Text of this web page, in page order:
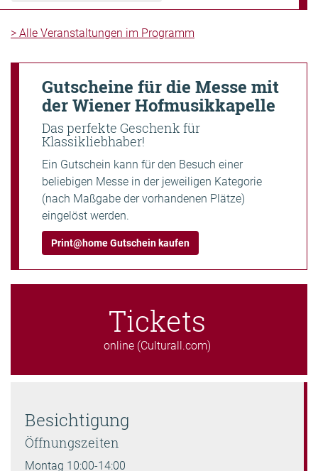
> Alle Veranstaltungen im Programm
Gutscheine für die Messe mit
der Wiener Hofmusikkapelle
Das perfekte Geschenk für
Klassikliebhaber!
Ein Gutschein kann für den Besuch einer
beliebigen Messe in der jeweiligen Kategorie
(nach Maßgabe der vorhandenen Plätze)
eingelöst werden.
Print@home Gutschein kaufen
Tickets
online (Culturall.com)
Besichtigung
Öffnungszeiten
Montag 10:00-14:00